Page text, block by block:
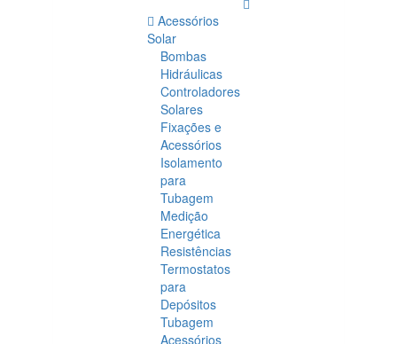
Acessórios
Solar
Bombas
Hidráulicas
Controladores
Solares
Fixações e
Acessórios
Isolamento
para
Tubagem
Medição
Energética
Resistências
Termostatos
para
Depósitos
Tubagem
Acessórios